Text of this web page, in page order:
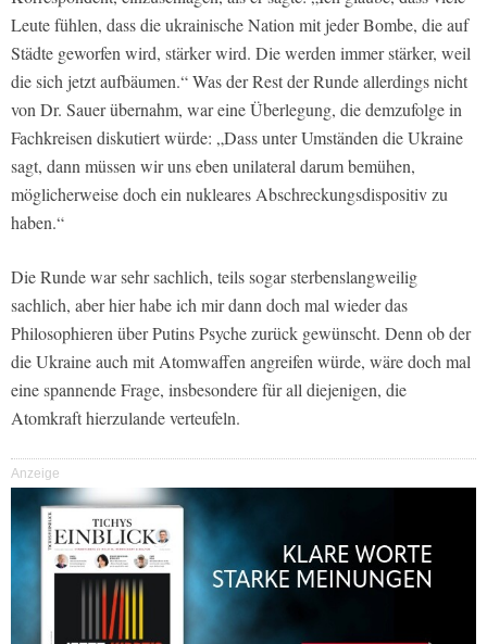
Leute fühlen, dass die ukrainische Nation mit jeder Bombe, die auf
Städte geworfen wird, stärker wird. Die werden immer stärker, weil
die sich jetzt aufbäumen.“ Was der Rest der Runde allerdings nicht
von Dr. Sauer übernahm, war eine Überlegung, die demzufolge in
Fachkreisen diskutiert würde: „Dass unter Umständen die Ukraine
sagt, dann müssen wir uns eben unilateral darum bemühen,
möglicherweise doch ein nukleares Abschreckungsdispositiv zu
haben.“
Die Runde war sehr sachlich, teils sogar sterbenslangweilig
sachlich, aber hier habe ich mir dann doch mal wieder das
Philosophieren über Putins Psyche zurück gewünscht. Denn ob der
die Ukraine auch mit Atomwaffen angreifen würde, wäre doch mal
eine spannende Frage, insbesondere für all diejenigen, die
Atomkraft hierzulande verteufeln.
Anzeige